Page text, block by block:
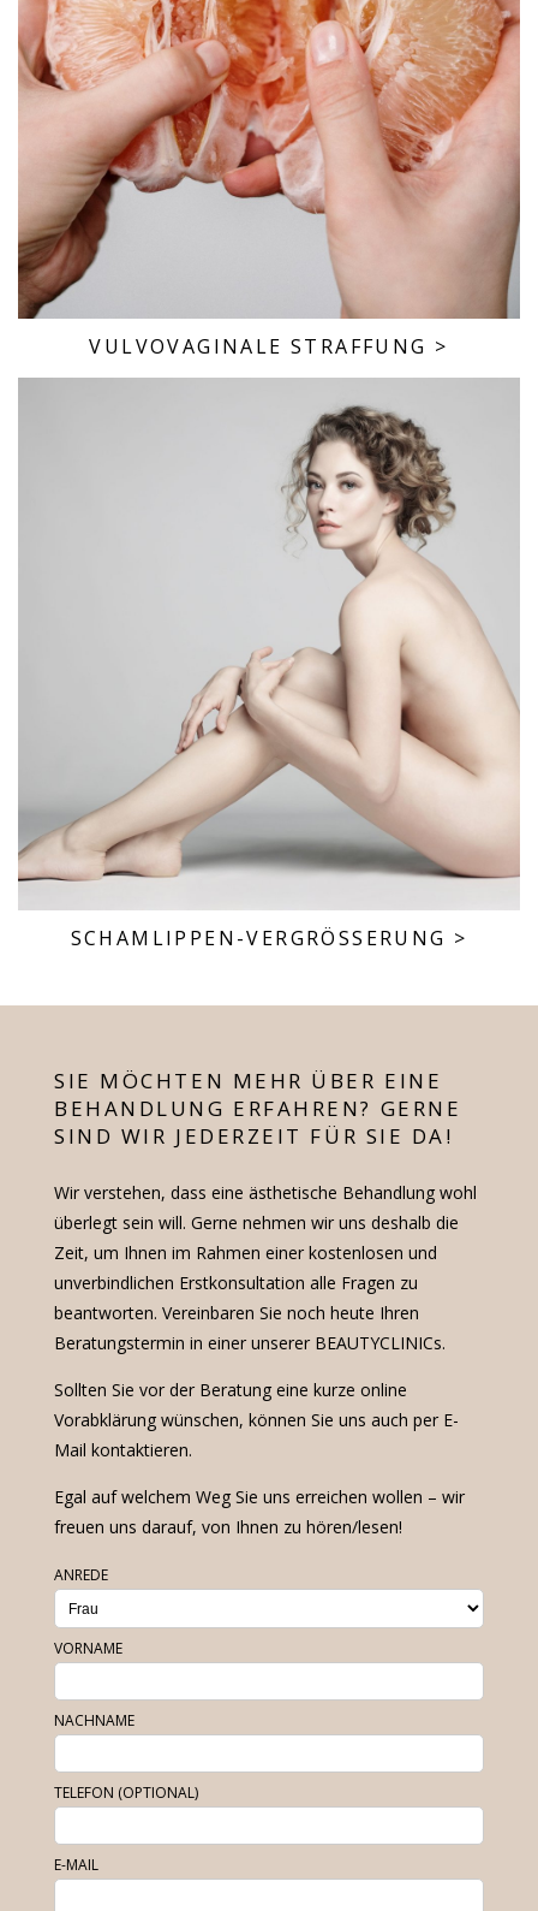
VULVOVAGINALE STRAFFUNG >
SCHAMLIPPEN-VERGRÖSSERUNG >
SIE MÖCHTEN MEHR ÜBER EINE
BEHANDLUNG ERFAHREN? GERNE
SIND WIR JEDERZEIT FÜR SIE DA!
Wir verstehen, dass eine ästhetische Behandlung wohl
überlegt sein will. Gerne nehmen wir uns deshalb die
Zeit, um Ihnen im Rahmen einer kostenlosen und
unverbindlichen Erstkonsultation alle Fragen zu
beantworten. Vereinbaren Sie noch heute Ihren
Beratungstermin in einer unserer BEAUTYCLINICs.
Sollten Sie vor der Beratung eine kurze online
Vorabklärung wünschen, können Sie uns auch per E-
Mail kontaktieren.
Egal auf welchem Weg Sie uns erreichen wollen – wir
freuen uns darauf, von Ihnen zu hören/lesen!
ANREDE
VORNAME
NACHNAME
TELEFON (OPTIONAL)
E-MAIL